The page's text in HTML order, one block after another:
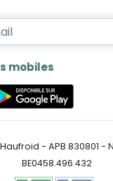
mobiles
- APB 830801 -
BE0458.496.432